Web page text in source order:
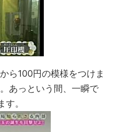
ら100円の模様をつけま
あっという間、一瞬で
。